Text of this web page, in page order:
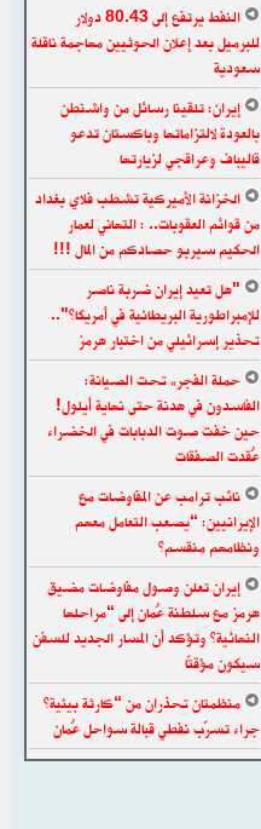
النفط يرتفع إلى 80.43 دولار
للبرميل بعد إعلان الحوثيين مهاجمة ناقلة
سعودية
إيران: تلقينا رسائل من واشنطن
بالعودة لالتزاماتها وباكستان تدعو
قاليباف وعراقجي لزيارتها
الخزانة الأميركية تشطب فلاي بغداد
من قوائم العقوبات.. : التهاني لعمار
الحكيم سيربو حصادكم من المال !!!
"هل تعيد إيران ضربة ناصر
للإمبراطورية البريطانية في أمريكا؟"..
تحذير إسرائيلي من اختبار هرمز
حملة الفجر» تحت الصيانة:
الفاسدون في هدنة حتى نهاية أيلول!
حين خفت صوت الدبابات في الخضراء
عُقدت الصفقات
نائب ترامب عن المفاوضات مع
الإيرانيين: “يصعب التعامل معهم
ونظامهم منقسم”
إيران تعلن وصول مفاوضات مضيق
هرمز مع سلطنة عُمان إلى “مراحلها
النهائية” وتؤكد أن المسار الجديد للسفن
سيكون مؤقتًا
منظمتان تحذران من “كارثة بيئية”
جراء تسرّب نفطي قبالة سواحل عُمان